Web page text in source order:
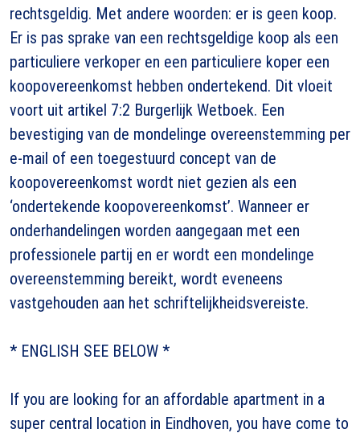
rechtsgeldig. Met andere woorden: er is geen koop.
Er is pas sprake van een rechtsgeldige koop als een
particuliere verkoper en een particuliere koper een
koopovereenkomst hebben ondertekend. Dit vloeit
voort uit artikel 7:2 Burgerlijk Wetboek. Een
bevestiging van de mondelinge overeenstemming per
e-mail of een toegestuurd concept van de
koopovereenkomst wordt niet gezien als een
‘ondertekende koopovereenkomst’. Wanneer er
onderhandelingen worden aangegaan met een
professionele partij en er wordt een mondelinge
overeenstemming bereikt, wordt eveneens
vastgehouden aan het schriftelijkheidsvereiste.
* ENGLISH SEE BELOW *
If you are looking for an affordable apartment in a
super central location in Eindhoven, you have come to